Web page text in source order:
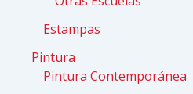
Estampas
Pintura
Pintura Contemporánea